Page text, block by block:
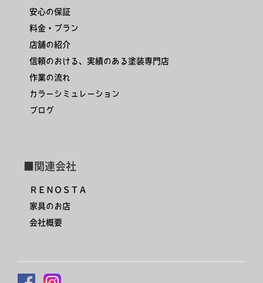
安心の保証
料金・プラン
店舗の紹介
信頼のおける、実績のある塗装専門店
作業の流れ
カラーシミュレーション
ブログ
■関連会社
ＲＥＮＯＳＴＡ
家具のお店
会社概要